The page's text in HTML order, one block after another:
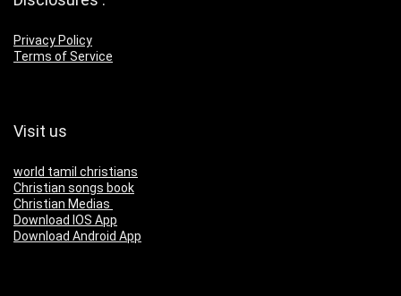
Privacy Policy
Terms of Service
Visit us
world tamil christians
Christian songs book
Christian Medias
Download IOS App
Download Android App